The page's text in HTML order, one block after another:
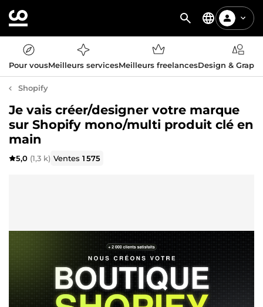
Pour vousMeilleurs servicesMeilleurs freelancesDesign &
Shopify
Je vais créer/designer votre marque
sur Shopify mono/multi produit clé en
main
5,0 (1,3 k) Ventes1 575